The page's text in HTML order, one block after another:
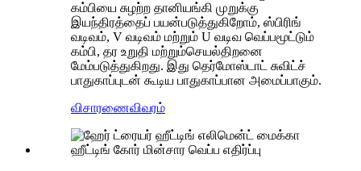
கம்பியை சுழற்ற தானியங்கி முறுக்கு
இயந்திரத்தைப் பயன்படுத்துகிறோம், ஸ்பிரிங்
வடிவம், V வடிவம் மற்றும் U வடிவ வெப்பமூட்டும்
கம்பி, தர உறுதி மற்றும்செயல்திறனை
மேம்படுத்துகிறது. இது தெர்மோஸ்டாட் சுவிட்ச்
பாதுகாப்புடன் கூடிய பாதுகாப்பான அமைப்பாகும்.
விசாரணைவிவரம்